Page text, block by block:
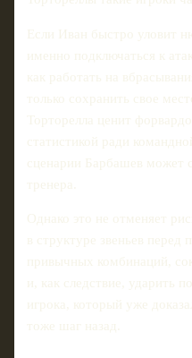
Если Иван быстро уловит
именно подключаться к
как работать на
только сохранить свое
Торторелла ценит
статистикой ради
сценарии Барбашев может
тренера.
Однако это не отменяет
в структуре звеньев
привычных комбинаций,
и, как следствие, ударить
игрока, который уже
тоже шаг назад.